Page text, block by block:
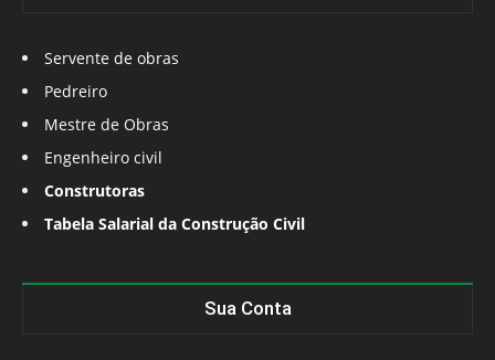
Servente de obras
Pedreiro
Mestre de Obras
Engenheiro civil
Construtoras
Tabela Salarial da Construção Civil
Sua Conta